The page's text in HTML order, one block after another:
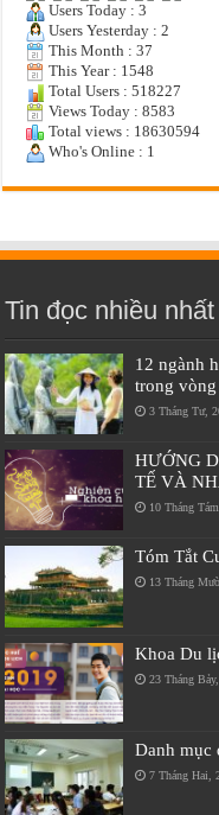
Users Today : 3
Users Yesterday : 2
This Month : 37
This Year : 1548
Total Users : 518227
Views Today : 8583
Total views : 18630594
Who's Online : 1
Tin đọc nhiều nhất
12 ngành
trong
3 Tháng Tư,
HƯỚNG
TẾ VÀ
10 Tháng
Tóm Tắt
13 Tháng
Khoa Du
23 Tháng
Danh mục
7 Tháng Hai,